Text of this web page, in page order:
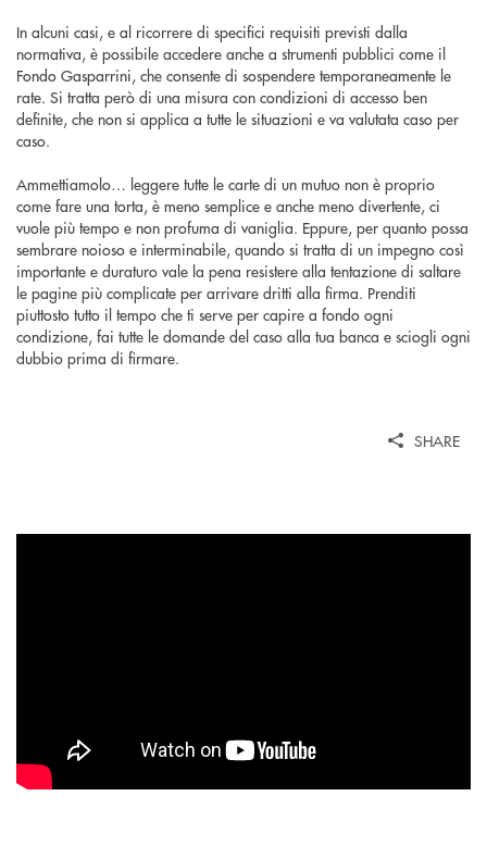
In alcuni casi, e al ricorrere di specifici requisiti previsti dalla
normativa, è possibile accedere anche a strumenti pubblici come il
Fondo Gasparrini, che consente di sospendere temporaneamente le
rate. Si tratta però di una misura con condizioni di accesso ben
definite, che non si applica a tutte le situazioni e va valutata caso per
caso.
Ammettiamolo… leggere tutte le carte di un mutuo non è proprio
come fare una torta, è meno semplice e anche meno divertente, ci
vuole più tempo e non profuma di vaniglia. Eppure, per quanto possa
sembrare noioso e interminabile, quando si tratta di un impegno così
importante e duraturo vale la pena resistere alla tentazione di saltare
le pagine più complicate per arrivare dritti alla firma. Prenditi
piuttosto tutto il tempo che ti serve per capire a fondo ogni
condizione, fai tutte le domande del caso alla tua banca e sciogli ogni
dubbio prima di firmare.
SHARE